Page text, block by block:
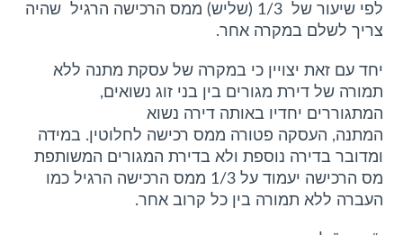
לפי שיעור של ‎1/3 (שליש) ממס הרכישה הרגיל שהיה
צריך לשלם במקרה אחר.
יחד עם זאת יצויין כי במקרה של עסקת מתנה ללא
תמורה של דירת מגורים בין בני זוג נשואים,
המתגוררים יחדיו באותה דירה נשוא
המתנה, העסקה פטורה ממס רכישה לחלוטין. במידה
ומדובר בדירה נוספת ולא בדירת המגורים המשותפת
מס הרכישה יעמוד על 1/3 ממס הרכישה הרגיל כמו
העברה ללא תמורה בין כל קרוב אחר.